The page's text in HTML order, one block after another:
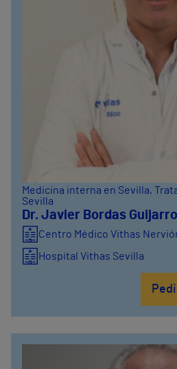
Medicina interna en Sevilla,
Sevilla
Dr. Javier Bordas Guijarro
Centro Médico Vithas
Hospital Vithas Sevilla